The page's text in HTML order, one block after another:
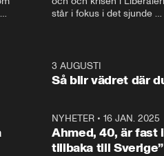
Ska vi
vi förstås
står i fokus i det sjunde
kommentator My
Rohwedder ställer
utbildnings- och
Mohamsson till svars.
3 AUGUSTI
Så blir vädret där
NYHETER• 16 JAN. 2025
Ahmed, 40, är fast
tillbaka till Sverige”